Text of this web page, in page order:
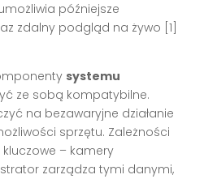
późniejsze
zdalny podgląd na żywo [1]
systemu
ze sobą kompatybilne.
na bezawaryjne działanie
sprzętu. Zależności
– kamery
zarządza tymi danymi,